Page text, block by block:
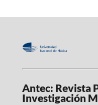
Antec: Revista
Investigación